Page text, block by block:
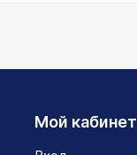
Мой кабинет